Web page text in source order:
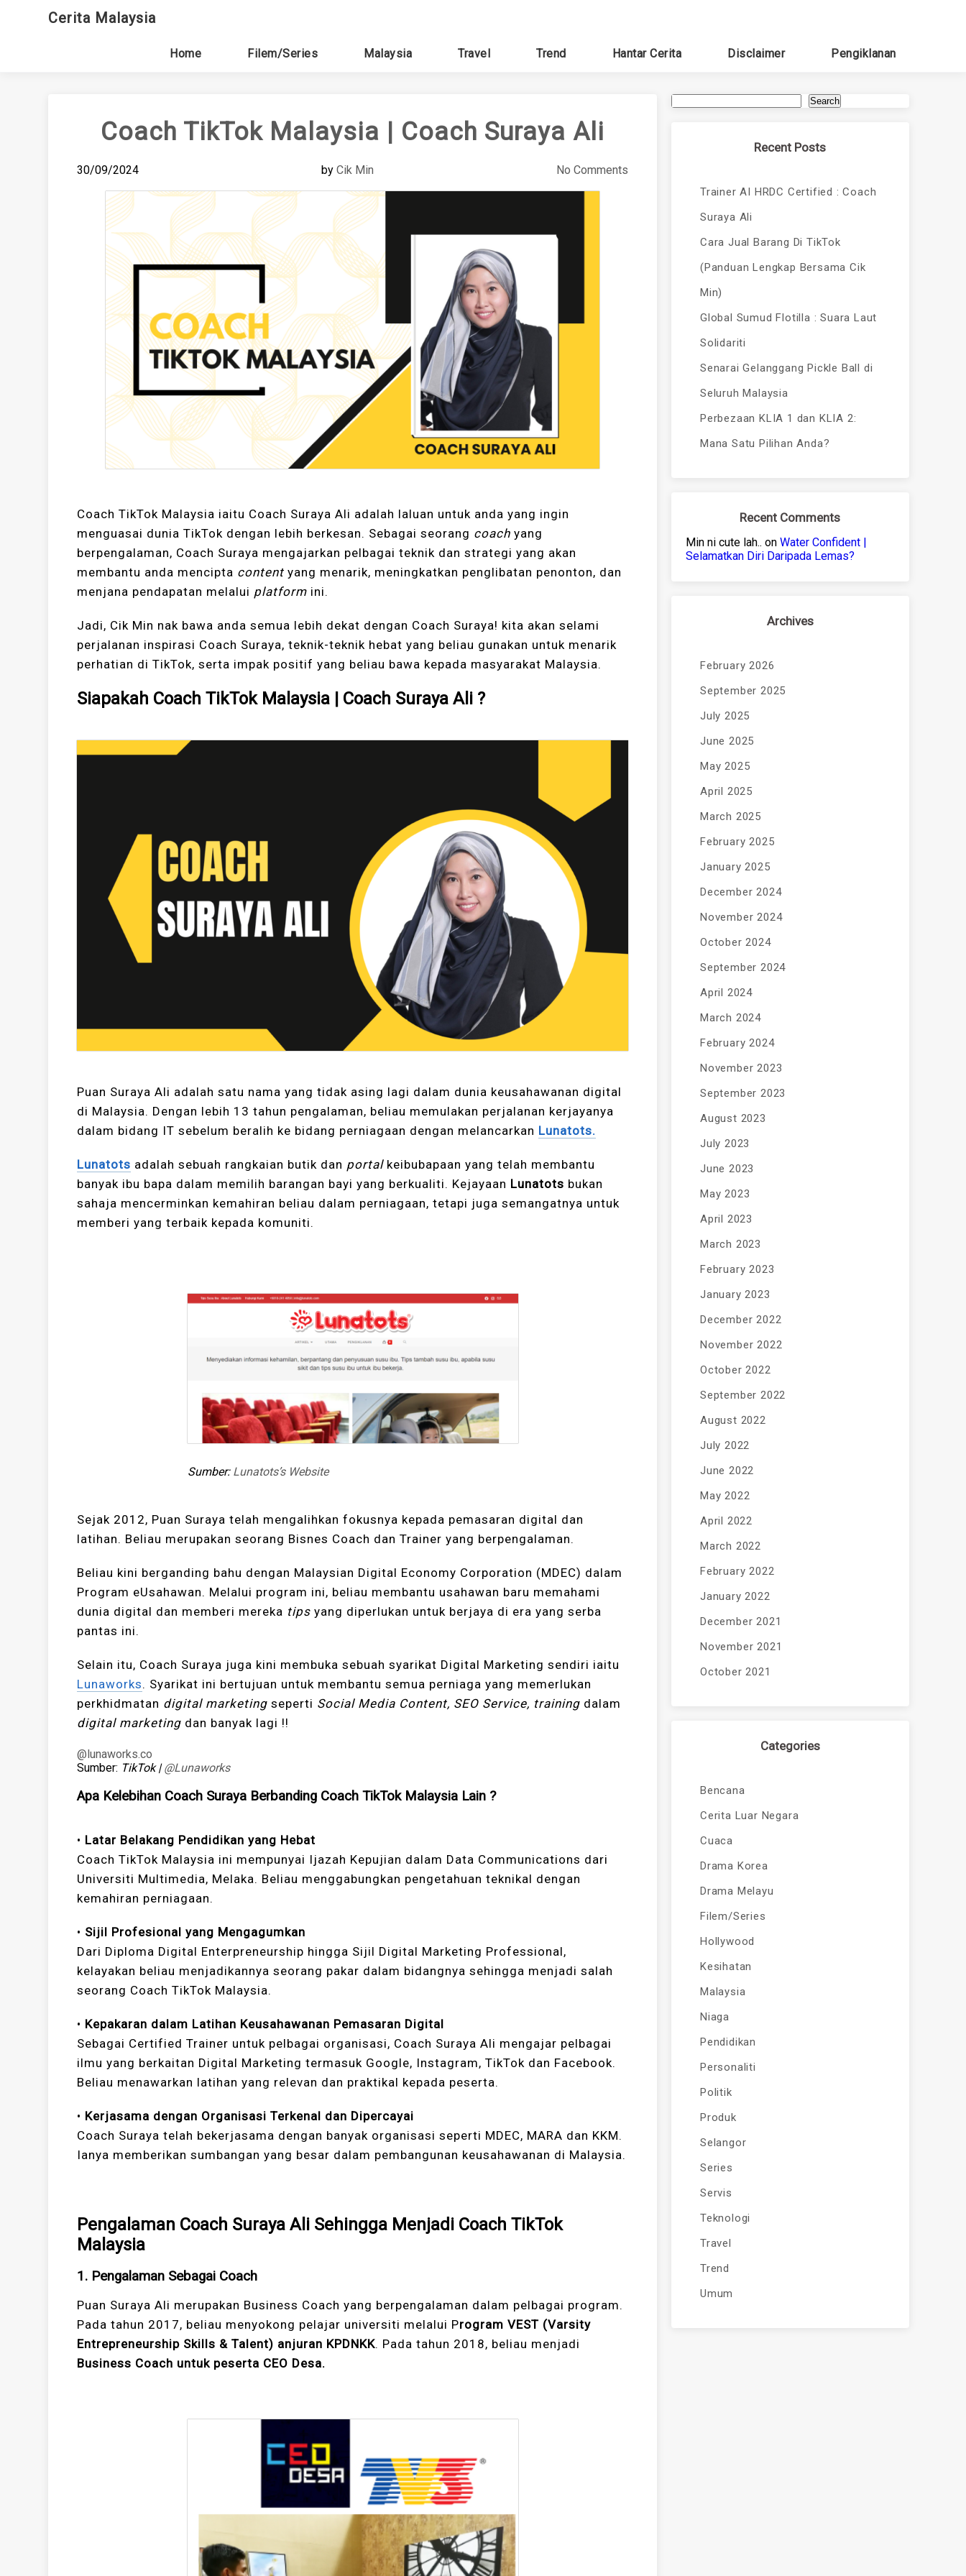
Cerita Malaysia
Home Filem/Series Malaysia Travel Trend Hantar Cerita Disclaimer Pengiklanan
Coach TikTok Malaysia | Coach Suraya Ali
30/09/2024 byCik Min No Comments
Coach TikTok Malaysia iaitu Coach Suraya Ali adalah laluan untuk anda yang ingin
menguasai dunia TikTok dengan lebih berkesan. Sebagai seorang coachyang
berpengalaman, Coach Suraya mengajarkan pelbagai teknik dan strategi yang akan
membantu anda mencipta content yang menarik, meningkatkan penglibatan penonton, dan
menjana pendapatan melalui platform ini.
Jadi, Cik Min nak bawa anda semua lebih dekat dengan Coach Suraya! kita akan selami
perjalanan inspirasi Coach Suraya, teknik-teknik hebat yang beliau gunakan untuk menarik
perhatian di TikTok, serta impak positif yang beliau bawa kepada masyarakat Malaysia.
Siapakah Coach TikTok Malaysia | Coach Suraya Ali ?
Puan Suraya Ali adalah satu nama yang tidak asing lagi dalam dunia keusahawanan digital
di Malaysia. Dengan lebih 13 tahun pengalaman, beliau memulakan perjalanan kerjayanya
dalam bidang IT sebelum beralih ke bidang perniagaan dengan melancarkan Lunatots.
Lunatots adalah sebuah rangkaian butik dan portalkeibubapaan yang telah membantu
banyak ibu bapa dalam memilih barangan bayi yang berkualiti. Kejayaan Lunatots bukan
sahaja mencerminkan kemahiran beliau dalam perniagaan, tetapi juga semangatnya untuk
memberi yang terbaik kepada komuniti.
Sumber: Lunatots’s Website
Sejak 2012, Puan Suraya telah mengalihkan fokusnya kepada pemasaran digital dan
latihan. Beliau merupakan seorang Bisnes Coach dan Trainer yang berpengalaman.
Beliau kini berganding bahu dengan Malaysian Digital Economy Corporation (MDEC) dalam
Program eUsahawan. Melalui program ini, beliau membantu usahawan baru memahami
dunia digital dan memberi mereka tipsyang diperlukan untuk berjaya di era yang serba
pantas ini.
Selain itu, Coach Suraya juga kini membuka sebuah syarikat Digital Marketing sendiri iaitu
Lunaworks. Syarikat ini bertujuan untuk membantu semua perniaga yang memerlukan
perkhidmatan digital marketing seperti Social Media Content, SEO Service, training dalam
digital marketing dan banyak lagi !!
@lunaworks.co
Sumber: TikTok |@Lunaworks
Apa Kelebihan Coach Suraya Berbanding Coach TikTok Malaysia Lain ?
• Latar Belakang Pendidikan yang Hebat
Coach TikTok Malaysia ini mempunyai Ijazah Kepujian dalam Data Communications dari
Universiti Multimedia, Melaka. Beliau menggabungkan pengetahuan teknikal dengan
kemahiran perniagaan.
• Sijil Profesional yang Mengagumkan
Dari Diploma Digital Enterpreneurship hingga Sijil Digital Marketing Professional,
kelayakan beliau menjadikannya seorang pakar dalam bidangnya sehingga menjadi salah
seorang Coach TikTok Malaysia.
• Kepakaran dalam Latihan Keusahawanan Pemasaran Digital
Sebagai Certified Trainer untuk pelbagai organisasi, Coach Suraya Ali mengajar pelbagai
ilmu yang berkaitan Digital Marketing termasuk Google, Instagram, TikTok dan Facebook.
Beliau menawarkan latihan yang relevan dan praktikal kepada peserta.
• Kerjasama dengan Organisasi Terkenal dan Dipercayai
Coach Suraya telah bekerjasama dengan banyak organisasi seperti MDEC, MARA dan KKM.
Ianya memberikan sumbangan yang besar dalam pembangunan keusahawanan di Malaysia.
Pengalaman Coach Suraya Ali Sehingga Menjadi Coach TikTok
Malaysia
1. Pengalaman Sebagai Coach
Puan Suraya Ali merupakan Business Coach yang berpengalaman dalam pelbagai program.
Pada tahun 2017, beliau menyokong pelajar universiti melalui Program VEST (Varsity
Entrepreneurship Skills & Talent) anjuran KPDNKK. Pada tahun 2018, beliau menjadi
Business Coach untuk peserta CEO Desa.
Search
Recent Posts
Trainer AI HRDC Certified : Coach
Suraya Ali
Cara Jual Barang Di TikTok
(Panduan Lengkap Bersama Cik
Min)
Global Sumud Flotilla : Suara Laut
Solidariti
Senarai Gelanggang Pickle Ball di
Seluruh Malaysia
Perbezaan KLIA 1 dan KLIA 2:
Mana Satu Pilihan Anda?
Recent Comments
Min ni cute lah.. on Water Confident |
Selamatkan Diri Daripada Lemas?
Archives
February 2026
September 2025
July 2025
June 2025
May 2025
April 2025
March 2025
February 2025
January 2025
December 2024
November 2024
October 2024
September 2024
April 2024
March 2024
February 2024
November 2023
September 2023
August 2023
July 2023
June 2023
May 2023
April 2023
March 2023
February 2023
January 2023
December 2022
November 2022
October 2022
September 2022
August 2022
July 2022
June 2022
May 2022
April 2022
March 2022
February 2022
January 2022
December 2021
November 2021
October 2021
Categories
Bencana
Cerita Luar Negara
Cuaca
Drama Korea
Drama Melayu
Filem/Series
Hollywood
Kesihatan
Malaysia
Niaga
Pendidikan
Personaliti
Politik
Produk
Selangor
Series
Servis
Teknologi
Travel
Trend
Umum